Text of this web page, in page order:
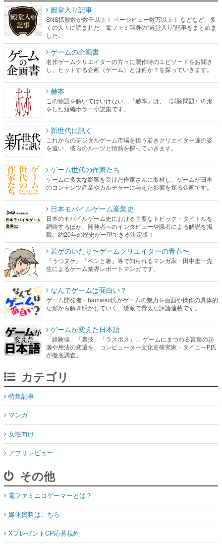
殿堂入り記事
SNS拡散数が数千以上！ ページビュー数万以上！ などなど。多
くの人々に読まれた、電ファミ渾身の“殿堂入り”記事をまとめま
した。
ゲームの企画書
名作ゲームクリエイターの方々に製作時のエピソードをお聞き
し、ヒットする企画（ゲーム）とは何か？を探っていきます。
赫本
この物語を解いてはいけない。『赫本』は、〈試験問題〉の形
をした短編ホラー小説集です。
新世代に訊く
これからのデジタルゲーム市場を担う若きクリエイター達の姿
を追い、彼らのルーツと情熱を探っていきます。
ゲーム世代の作家たち
ゲームに多大な影響を受けた作家さんに取材し、ゲームが日本
のコンテンツ産業やカルチャーに与えた影響を探る企画です。
日本モバイルゲーム産業史
日本のモバイルゲーム史における主要なトピック・タイトルを
網羅するほか、開発者へのインタビューや識者による解説を掲
載。約20年の歴史が一望できる決定版！
若ゲのいたり〜ゲームクリエイターの青春〜
『うつヌケ』『ペンと箸』等で知られるマンガ家・田中圭一先
生によるゲーム業界レポートマンガです。
なんでゲームは面白い？
ゲーム開発者・hamatsu氏がゲームの魅力を画面や操作の具体的
な形から解き明かしていく、硬派で骨太な評論連載です。
ゲームが変えた日本語
「経験値」「裏技」「ラスボス」… ゲームにまつわる言葉の起
源や用法の変遷を、コンピューター文化史研究家・タイニーP氏
が徹底調査。
カテゴリ
特集記事
マンガ
女性向け
アプリレビュー
その他
電ファミニコゲーマーとは？
媒体資料はこちら
XプレゼントCP応募規約